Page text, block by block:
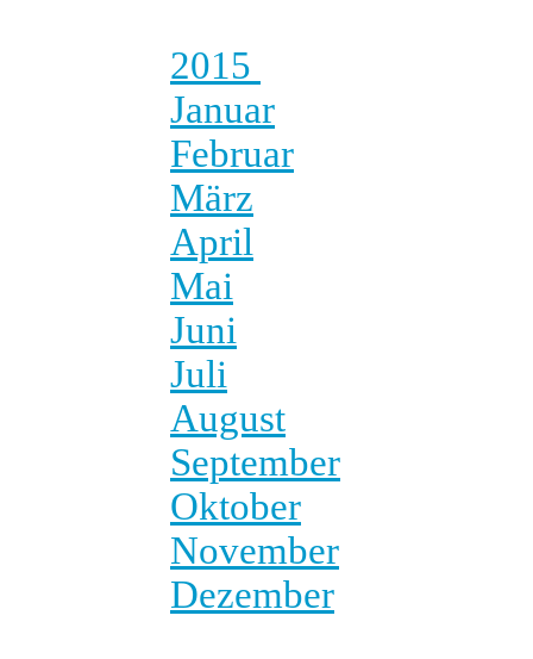
2015
Januar
Februar
März
April
Mai
Juni
Juli
August
September
Oktober
November
Dezember